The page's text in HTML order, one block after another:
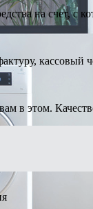
на счет, с
кассовый
в этом.